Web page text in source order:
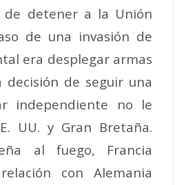
de detener a la Unión
de una invasión de
era desplegar armas
decisión de seguir una
independiente no le
UU. y Gran Bretaña.
al fuego, Francia
con Alemania